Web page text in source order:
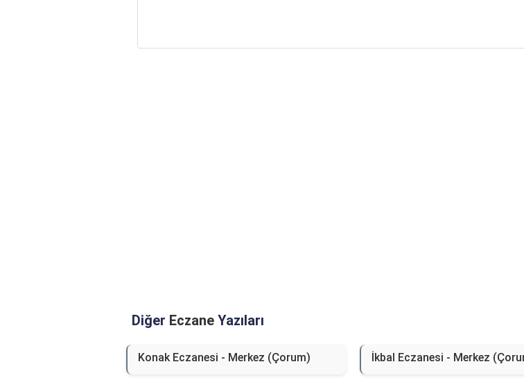
Diğer Eczane Yazıları
Konak Eczanesi - Merkez (Çorum) İkbal Eczanesi - Merkez